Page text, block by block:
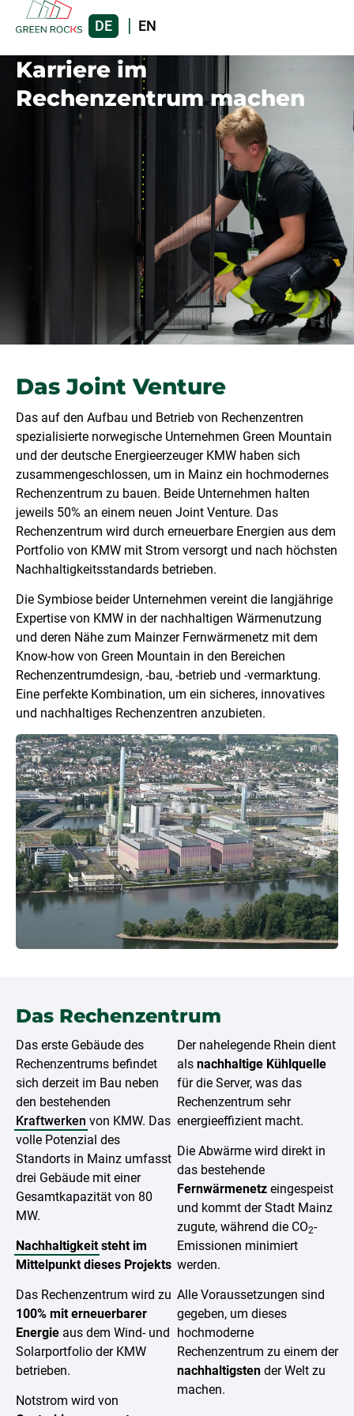
DE EN
Karriere im
Rechenzentrum machen
Das Joint Venture
Das auf den Aufbau und Betrieb von Rechenzentren
spezialisierte norwegische Unternehmen Green Mountain
und der deutsche Energieerzeuger KMW haben sich
zusammengeschlossen, um in Mainz ein hochmodernes
Rechenzentrum zu bauen. Beide Unternehmen halten
jeweils 50% an einem neuen Joint Venture. Das
Rechenzentrum wird durch erneuerbare Energien aus dem
Portfolio von KMW mit Strom versorgt und nach höchsten
Nachhaltigkeitsstandards betrieben.
Die Symbiose beider Unternehmen vereint die langjährige
Expertise von KMW in der nachhaltigen Wärmenutzung
und deren Nähe zum Mainzer Fernwärmenetz mit dem
Know-how von Green Mountain in den Bereichen
Rechenzentrumdesign, -bau, -betrieb und -vermarktung.
Eine perfekte Kombination, um ein sicheres, innovatives
und nachhaltiges Rechenzentren anzubieten.
Das Rechenzentrum
Das erste Gebäude des
Rechenzentrums befindet
sich derzeit im Bau neben
den bestehenden
Kraftwerken von KMW. Das
volle Potenzial des
Standorts in Mainz umfasst
drei Gebäude mit einer
Gesamtkapazität von 80
MW.
Nachhaltigkeitsteht im
Mittelpunkt dieses Projekts
Das Rechenzentrum wird zu
100% mit erneuerbarer
Energie aus dem Wind- und
Solarportfolio der KMW
betrieben.
Notstrom wird von
Der nahelegende Rhein dient
als nachhaltige Kühlquelle
für die Server, was das
Rechenzentrum sehr
energieeffizient macht.
Die Abwärme wird direkt in
das bestehende
Fernwärmenetz eingespeist
und kommt der Stadt Mainz
zugute, während die CO2-
Emissionen minimiert
werden.
Alle Voraussetzungen sind
gegeben, um dieses
hochmoderne
Rechenzentrum zu einem der
nachhaltigsten der Welt zu
machen.